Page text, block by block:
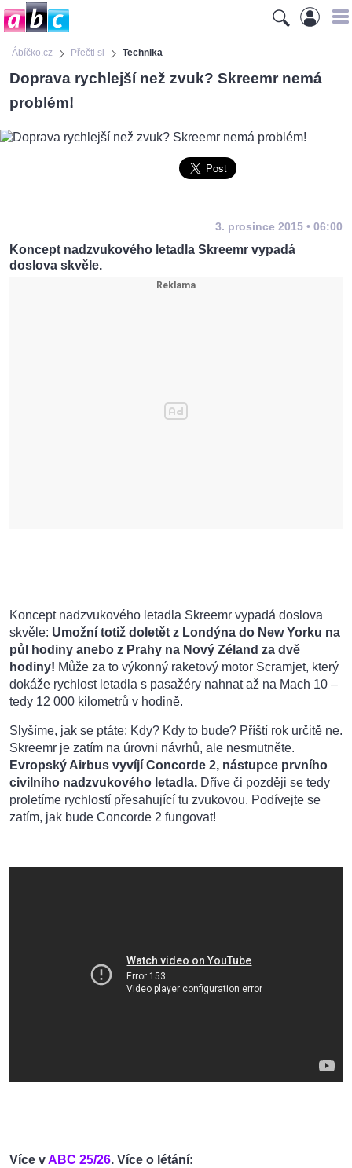
Ábíčko.cz Přečti si Technika
Doprava rychlejší než zvuk? Skreemr nemá
problém!
3. prosince 2015 • 06:00
Koncept nadzvukového letadla Skreemr vypadá
doslova skvěle.
Koncept nadzvukového letadla Skreemr vypadá doslova
skvěle: Umožní totiž doletět z Londýna do New Yorku na
půl hodiny anebo z Prahy na Nový Zéland za dvě
hodiny! Může za to výkonný raketový motor Scramjet, který
dokáže rychlost letadla s pasažéry nahnat až na Mach 10 –
tedy 12 000 kilometrů v hodině.
Slyšíme, jak se ptáte: Kdy? Kdy to bude? Příští rok určitě ne.
Skreemr je zatím na úrovni návrhů, ale nesmutněte.
Evropský Airbus vyvíjí Concorde 2, nástupce prvního
civilního nadzvukového letadla. Dříve či později se tedy
proletíme rychlostí přesahující tu zvukovou. Podívejte se
zatím, jak bude Concorde 2 fungovat!
Více vABC 25/26. Více o létání: